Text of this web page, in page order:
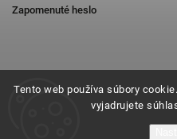
Tento web používa súbory
vyjadrujete
Zapomenuté heslo
Favab.cz